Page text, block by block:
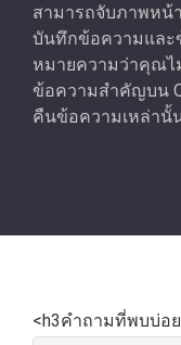
สามารถจับภาพหน้
บันทึกข้อความและ
หมายความว่าคุณไ
ข้อความสำคัญบน
คืนข้อความเหล่านั้
<h3คําถามที่พบบ่อ